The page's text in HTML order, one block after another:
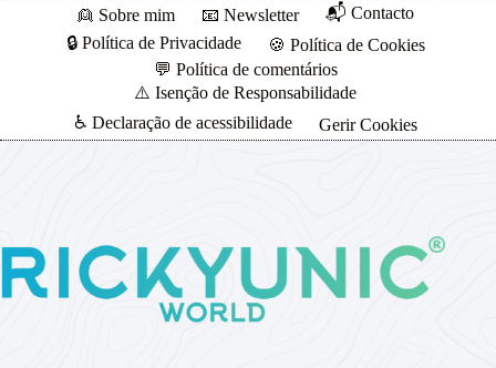
👱 Sobre mim 📧 Newsletter
📬 Contacto
🔒 Política de Privacidade
🍪 Política de Cookies
💬 Política de comentários
⚠️ Isenção de Responsabilidade
♿ Declaração de acessibilidade
Gerir Cookies